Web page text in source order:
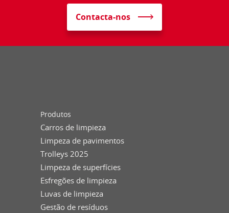
Contacta-nos
Produtos
Carros de limpieza
Limpeza de pavimentos
Trolleys 2025
Limpeza de superfícies
Esfregões de limpieza
Luvas de limpieza
Gestão de resíduos